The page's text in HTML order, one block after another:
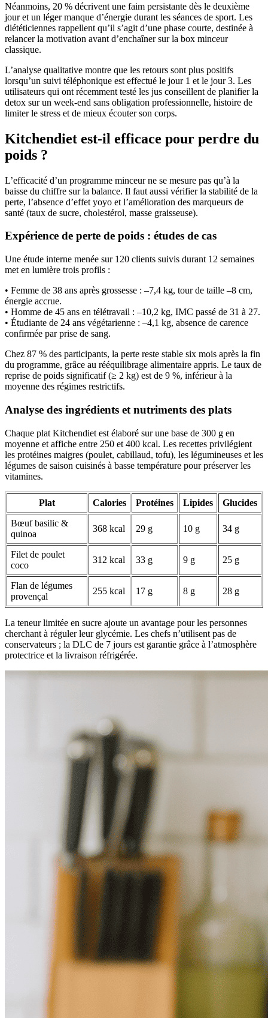
Néanmoins, 20 % décrivent une faim persistante dès le deuxième
jour et un léger manque d’énergie durant les séances de sport. Les
diététiciennes rappellent qu’il s’agit d’une phase courte, destinée à
relancer la motivation avant d’enchaîner sur la box minceur
classique.
L’analyse qualitative montre que les retours sont plus positifs
lorsqu’un suivi téléphonique est effectué le jour 1 et le jour 3. Les
utilisateurs qui ont récemment testé les jus conseillent de planifier la
detox sur un week-end sans obligation professionnelle, histoire de
limiter le stress et de mieux écouter son corps.
Kitchendiet est-il efficace pour perdre du
poids ?
L’efficacité d’un programme minceur ne se mesure pas qu’à la
baisse du chiffre sur la balance. Il faut aussi vérifier la stabilité de la
perte, l’absence d’effet yoyo et l’amélioration des marqueurs de
santé (taux de sucre, cholestérol, masse graisseuse).
Expérience de perte de poids : études de cas
Une étude interne menée sur 120 clients suivis durant 12 semaines
met en lumière trois profils :
• Femme de 38 ans après grossesse : –7,4 kg, tour de taille –8 cm,
énergie accrue.
• Homme de 45 ans en télétravail : –10,2 kg, IMC passé de 31 à 27.
• Étudiante de 24 ans végétarienne : –4,1 kg, absence de carence
confirmée par prise de sang.
Chez 87 % des participants, la perte reste stable six mois après la fin
du programme, grâce au rééquilibrage alimentaire appris. Le taux de
reprise de poids significatif (≥ 2 kg) est de 9 %, inférieur à la
moyenne des régimes restrictifs.
Analyse des ingrédients et nutriments des plats
Chaque plat Kitchendiet est élaboré sur une base de 300 g en
moyenne et affiche entre 250 et 400 kcal. Les recettes privilégient
les protéines maigres (poulet, cabillaud, tofu), les légumineuses et les
légumes de saison cuisinés à basse température pour préserver les
vitamines.
Plat Calories Protéines Lipides
Glucides
Bœuf basilic &
quinoa
368 kcal 29 g 10 g 34 g
Filet de poulet
coco
312 kcal 33 g 9 g 25 g
Flan de légumes
provençal
255 kcal 17 g 8 g 28 g
La teneur limitée en sucre ajoute un avantage pour les personnes
cherchant à réguler leur glycémie. Les chefs n’utilisent pas de
conservateurs ; la DLC de 7 jours est garantie grâce à l’atmosphère
protectrice et la livraison réfrigérée.